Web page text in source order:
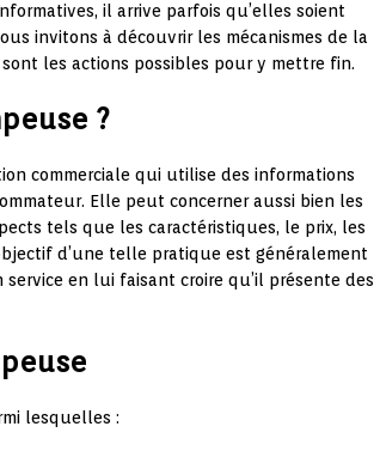
il arrive parfois qu’elles soient
invitons à découvrir les mécanismes de la
les actions possibles pour y mettre fin.
?
commerciale qui utilise des informations
Elle peut concerner aussi bien les
tels que les caractéristiques, le prix, les
d’une telle pratique est généralement
en lui faisant croire qu’il présente des
lesquelles :